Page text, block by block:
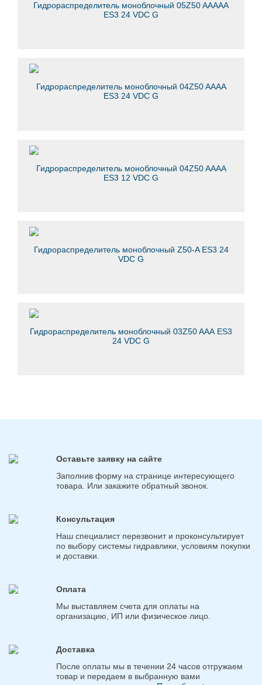
Гидрораспределитель моноблочный 05Z50 AАААА
ES3 24 VDC G
Гидрораспределитель моноблочный 04Z50 AААА
ES3 24 VDC G
Гидрораспределитель моноблочный 04Z50 AААА
ES3 12 VDC G
Гидрораспределитель моноблочный Z50-A ES3 24
VDC G
Гидрораспределитель моноблочный 03Z50 AАА ES3
24 VDC G
Оставьте заявку на сайте
Заполнив форму на странице интересующего
товара. Или закажите обратный звонок.
Консультация
Наш специалист перезвонит и проконсультирует
по выбору системы гидравлики, условиям покупки
и доставки.
Оплата
Мы выставляем счета для оплаты на
организацию, ИП или физическое лицо.
Доставка
После оплаты мы в течении 24 часов отгружаем
товар и передаем в выбранную вами